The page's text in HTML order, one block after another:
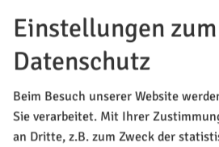
85135 Titting
vCard GPS:
48°58'44.01''N
11°13'10.22''E
Einstellungen zum
Datenschutz
Beim Besuch unserer Website
Sie verarbeitet. Mit Ihrer
an Dritte, z.B. zum Zweck der